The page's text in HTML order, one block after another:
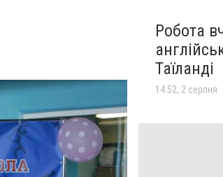
Робота
Таїланді
14:52, 2 серпня